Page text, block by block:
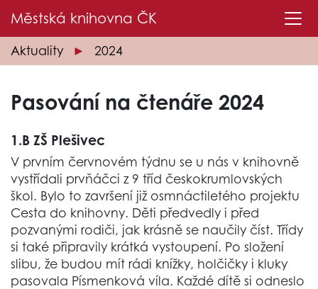
Městská knihovna ČK
Aktuality 2024
Pasování na čtenáře 2024
1.B ZŠ Plešivec
V prvním červnovém týdnu se u nás v knihovně
vystřídali prvňáčci z 9 tříd českokrumlovských
škol. Bylo to završení již osmnáctiletého projektu
Cesta do knihovny. Děti předvedly i před
pozvanými rodiči, jak krásně se naučily číst. Třídy
si také připravily krátká vystoupení. Po složení
slibu, že budou mít rádi knížky, holčičky i kluky
pasovala Písmenková víla. Každé dítě si odneslo